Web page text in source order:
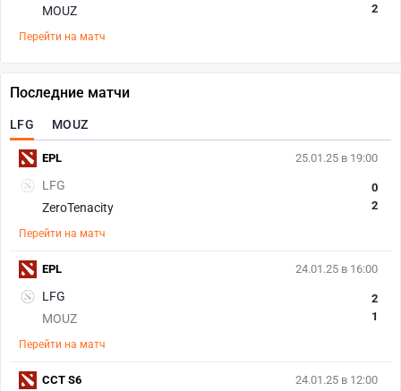
MOUZ
2
Перейти на матч
Последние матчи
LFG MOUZ
25.01.25 в 19:00
LFG
ZeroTenacity
0
2
Перейти на матч
EPL
24.01.25 в 16:00
LFG
MOUZ
2
1
Перейти на матч
EPL
24.01.25 в 12:00
CCT S6